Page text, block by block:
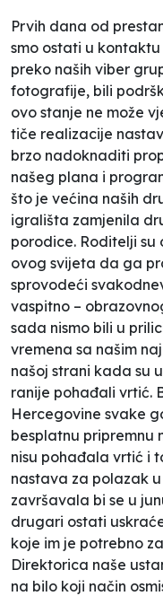
Prvih dana od
smo ostati u
preko naših viber
fotografije, bili
ovo stanje ne može
tiče realizacije
brzo nadoknaditi
našeg plana i
što je većina naših
igrališta zamjenila
porodice. Roditelji su
ovog svijeta da ga
sprovodeći
vaspitno –
sada nismo bili u
vremena sa našim
našoj strani kada su
ranije pohađali vrtić.
Hercegovine svake
besplatnu pripremnu
nisu pohađala vrtić i
nastava za polazak
završavala bi se u
drugari ostati
koje im je potrebno
Direktorica naše
na bilo koji način